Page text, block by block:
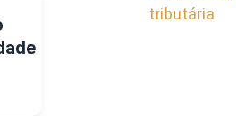
tributária